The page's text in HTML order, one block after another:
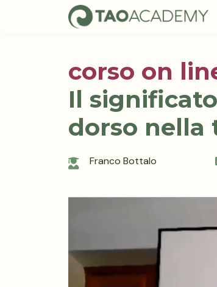
corso on
Il
dorso nella
Franco Bottalo